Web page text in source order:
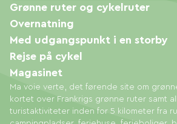
Ma voie verte, det førende site om
kortet over Frankrigs grønne ruter samt
turistaktiviteter inden for 5 kilometer fra
Grønne ruter og cykelruter
Overnatning
Med udgangspunkt i en storby
Rejse på cykel
Magasinet